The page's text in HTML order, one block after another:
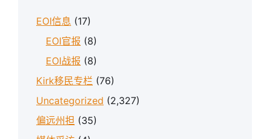
EOI信息 (17)
EOI官报 (8)
EOI战报 (8)
Kirk移民专栏 (76)
Uncategorized (2,327)
偏远州担 (35)